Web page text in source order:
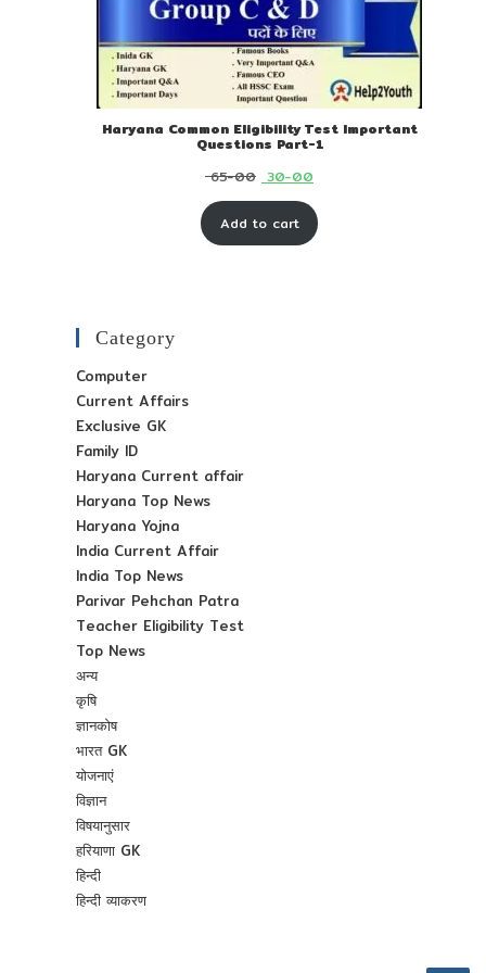
Haryana Common Eligibility Test Important
Questions Part-1
65-00 Original
price
was:
30-00Current
price
is:
Add to cart
Category
Computer
Current Affairs
Exclusive GK
Family ID
Haryana Current affair
Haryana Top News
Haryana Yojna
India Current Affair
India Top News
Parivar Pehchan Patra
Teacher Eligibility Test
Top News
अन्य
कृषि
ज्ञानकोष
भारत GK
योजनाएं
विज्ञान
विषयानुसार
हरियाणा GK
हिन्दी
हिन्दी व्याकरण